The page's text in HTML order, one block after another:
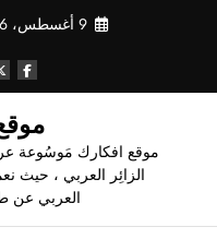
9 أغسطس، 2026
موقع افكارك مَوسُوعة
الزائِر العربي ، حيث
العربي عن